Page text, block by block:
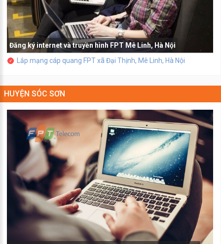
Đăng ký internet và truyền hình FPT Mê Linh, Hà Nội
Lắp mạng cáp quang FPT xã Đại Thịnh, Mê Linh, Hà Nội
HUYỆN SÓC SƠN